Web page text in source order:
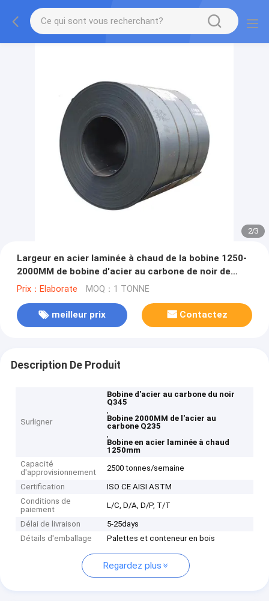
2/3
Largeur en acier laminée à chaud de la bobine 1250-
2000MM de bobine d'acier au carbone de noir de
Q235 Q345
Prix：Elaborate MOQ：1 TONNE
meilleur prix Contactez
Description De Produit
Surligner
Bobine d'acier au carbone du noir
Q345
,
Bobine 2000MM de l'acier au
carbone Q235
,
Bobine en acier laminée à chaud
1250mm
Capacité
d'approvisionnement
2500 tonnes/semaine
Certification
ISO CE AISI ASTM
Conditions de
paiement
L/C, D/A, D/P, T/T
Délai de livraison
5-25days
Détails d'emballage
Palettes et conteneur en bois
Regardez plus